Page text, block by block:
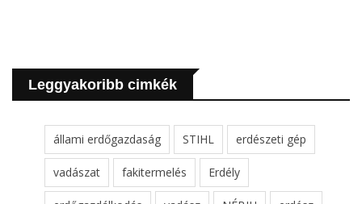
Leggyakoribb cimkék
állami erdőgazdaság STIHL erdészeti gép
vadászat fakitermelés Erdély